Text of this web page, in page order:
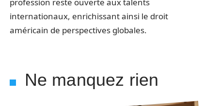
internationaux, enrichissant ainsi le droit
américain de perspectives globales.
Ne manquez rien